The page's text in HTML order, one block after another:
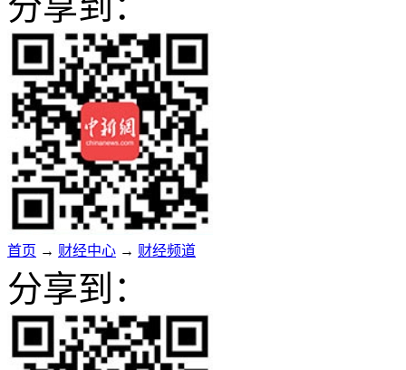
首页 → 财经中心 → 财经频道
分享到：